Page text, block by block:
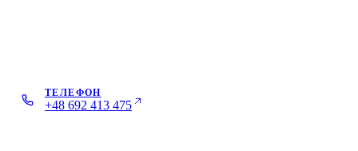
Блог
ТЕЛЕФОН
+48 692 413 475